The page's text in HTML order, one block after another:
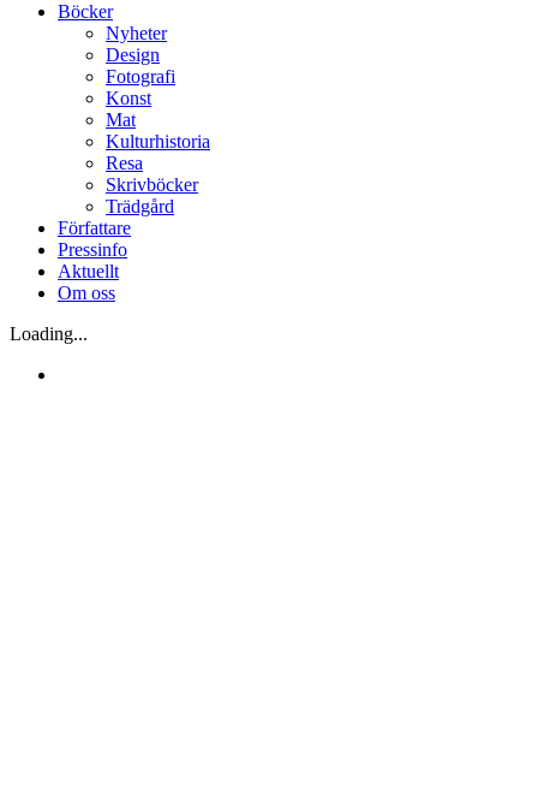
Böcker
Nyheter
Design
Fotografi
Konst
Mat
Kulturhistoria
Resa
Skrivböcker
Trädgård
Författare
Pressinfo
Aktuellt
Om oss
Loading...